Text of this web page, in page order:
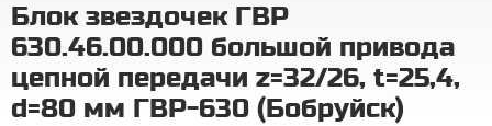
Блок звездочек ГВР
630.46.00.000 большой привода
цепной передачи z=32/26, t=25,4,
d=80 мм ГВР-630 (Бобруйск)